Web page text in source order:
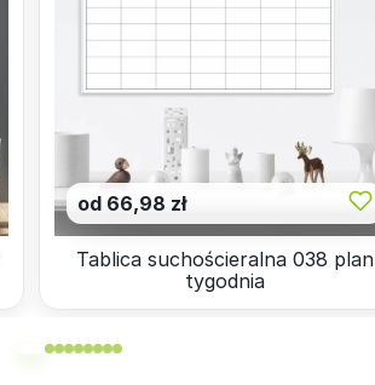
od 66,98 zł
Tablica suchościeralna 038 plan
tygodnia